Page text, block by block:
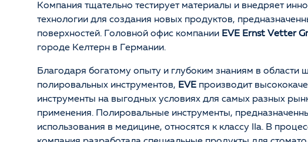
Компания тщательно тестирует материалы и внедряет
технологии для создания новых продуктов,
поверхностей. Головной офис компании EVE Ernst Vetter
городе Келтерн в Германии.
Благодаря богатому опыту и глубоким знаниям в области
полировальных инструментов, EVE производит
инструменты на выгодных условиях для самых разных
применения. Полировальные инструменты,
использования в медицине, относятся к классу IIa. В